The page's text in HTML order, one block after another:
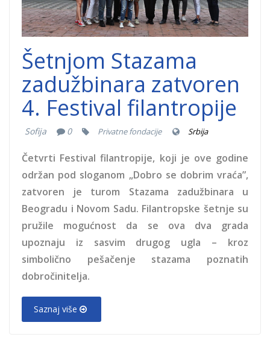
Šetnjom Stazama
zadužbinara zatvoren
4. Festival filantropije
Sofija 0 Privatne fondacije Srbija
Četvrti Festival filantropije, koji je ove godine
održan pod sloganom „Dobro se dobrim vraća”,
zatvoren je turom Stazama zadužbinara u
Beogradu i Novom Sadu. Filantropske šetnje su
pružile mogućnost da se ova dva grada
upoznaju iz sasvim drugog ugla – kroz
simbolično pešačenje stazama poznatih
dobročinitelja.
Saznaj više